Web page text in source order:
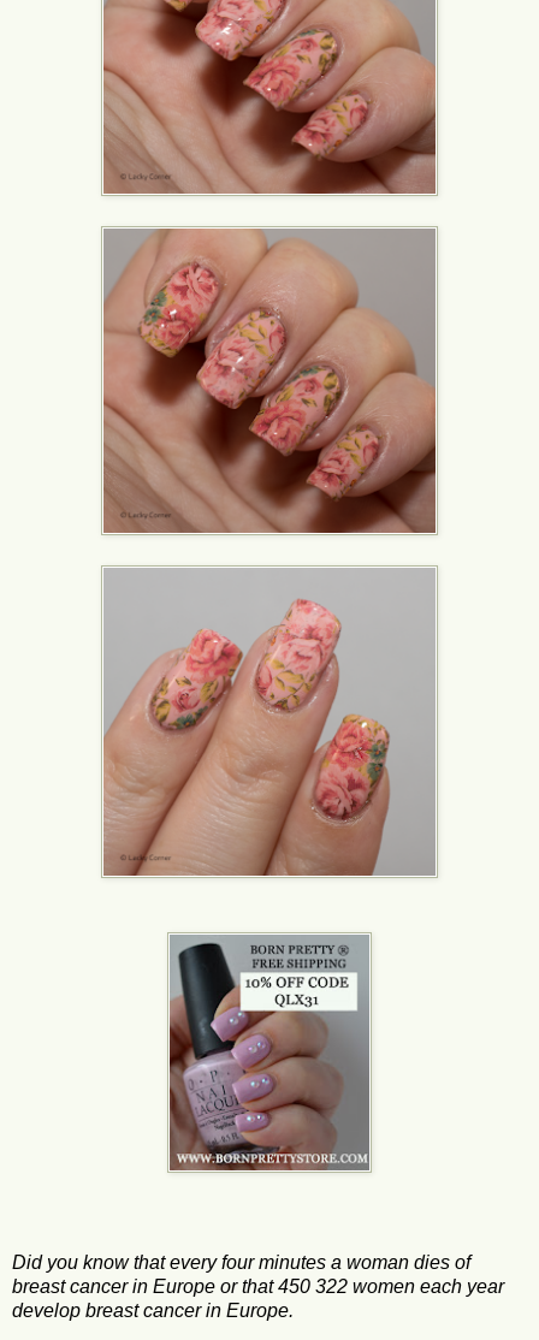
Did you know that every four minutes a woman dies of
breast cancer in Europe or that 450 322 women each year
develop breast cancer in Europe.